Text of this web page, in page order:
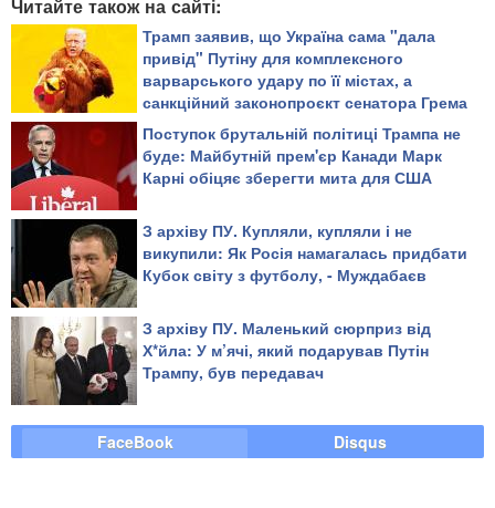
Читайте також на сайті:
Трамп заявив, що Україна сама "дала
привід" Путіну для комплексного
варварського удару по її містах, а
санкційний законопроєкт сенатора Грема
назвав надто жорстоким щодо Росії
Поступок брутальній політиці Трампа не
буде: Майбутній прем'єр Канади Марк
Карні обіцяє зберегти мита для США
З архіву ПУ. Купляли, купляли і не
викупили: Як Росія намагалась придбати
Кубок світу з футболу, - Муждабаєв
З архіву ПУ. Маленький сюрприз від
Х*йла: У м’ячі, який подарував Путін
Трампу, був передавач
FaceBook Disqus